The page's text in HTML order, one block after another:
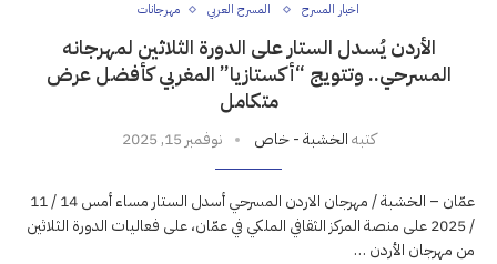
اخبار المسرح المسرح العربي مهرجانات
الأردن يُسدل الستار على الدورة الثلاثين لمهرجانه
المسرحي.. وتتويج “أكستازيا” المغربي كأفضل عرض
متكامل
كتبهالخشبة - خاص نوفمبر 15, 2025
عمّان – الخشبة / مهرجان الاردن المسرحي أسدل الستار مساء أمس 14 / 11
/ 2025 على منصة المركز الثقافي الملكي في عمّان، على فعاليات الدورة الثلاثين
من مهرجان الأردن …